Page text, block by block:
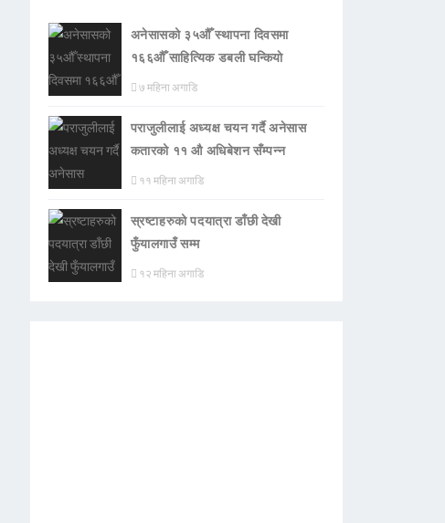
अनेसासको ३५औँ स्थापना दिवसमा
१६६औँ साहित्यिक डबली घन्कियाे
७ महिना अगाडि
पराजुलीलाई अध्यक्ष चयन गर्दै अनेसास
कतारको ११ औ अधिबेशन सँम्पन्न
११ महिना अगाडि
स्रष्टाहरुको पदयात्रा डाँछी देखी
फुँयालगाउँ सम्म
१२ महिना अगाडि